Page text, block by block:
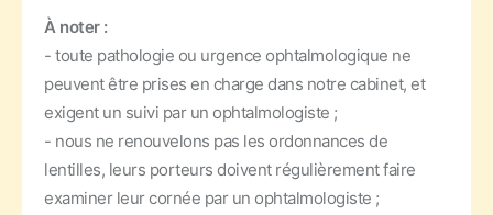
À noter :
- toute pathologie ou urgence ophtalmologique ne
peuvent être prises en charge dans notre cabinet, et
exigent un suivi par un ophtalmologiste ;
- nous ne renouvelons pas les ordonnances de
lentilles, leurs porteurs doivent régulièrement faire
examiner leur cornée par un ophtalmologiste ;